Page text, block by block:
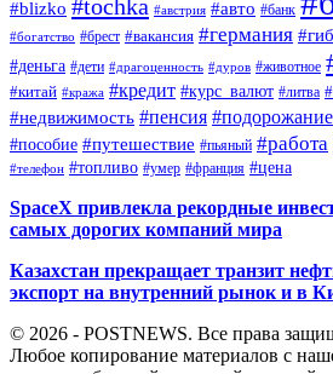
#blizko #tochka #австрия #авто #банк
#богатство #брест #вакансия #германия
#деньга #дети #драгоценность #дуров #животное
#китай #кража #кредит #курс_валют #литва
#недвижимость #пенсия #подорожание
#пособие #путешествие #пьяный #работа
#телефон #топливо #умер #франция #цена
SpaceX привлекла рекордные
самых дорогих компаний мира
Казахстан прекращает транзит
экспорт на внутренний рынок и в
© 2026 - POSTNEWS. Все права
Любое копирование материалов с